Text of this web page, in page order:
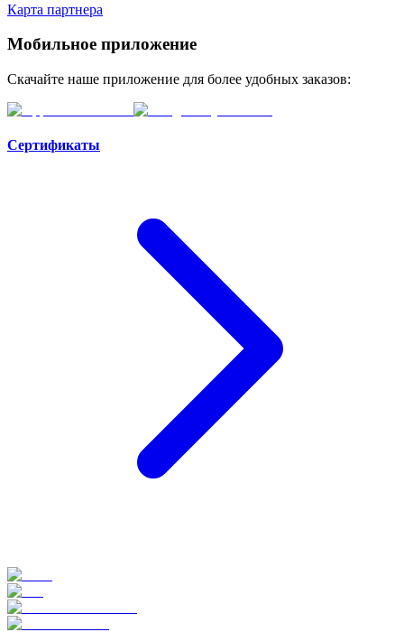
Карта партнера
Мобильное приложение
Скачайте наше приложение для более удобных заказов:
Сертификаты